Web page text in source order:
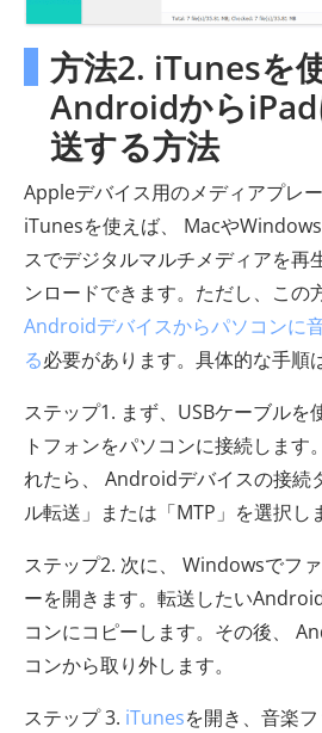
方法2. iTunesを
Androidから
送する方法
Appleデバイス用のメディアプレ
iTunesを使えば、 Macや
スでデジタルマルチメディアを再
ンロードできます。ただし、この
Androidデバイスからパソコンに
る必要があります。具体的な手順
ステップ1. まず、USBケーブル
トフォンをパソコンに接続します
れたら、 Androidデバイスの接続
ル転送」または「MTP」を選択し
ステップ2. 次に、 Windowsでフ
ーを開きます。転送したい
コンにコピーします。その後、
コンから取り外します。
ステップ 3. iTunesを開き、音楽